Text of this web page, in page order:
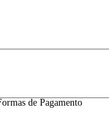
de Pagamento